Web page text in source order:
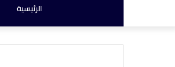
الرئيسية